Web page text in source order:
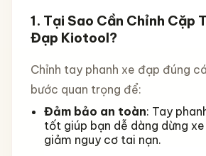
1. Tại Sao Cần Chỉnh Cặp
Đạp Kiotool?
Chỉnh tay phanh xe đạp đúng
bước quan trọng để:
Đảm bảo an toàn: Tay
tốt giúp bạn dễ dàng dừng
giảm nguy cơ tai nạn.